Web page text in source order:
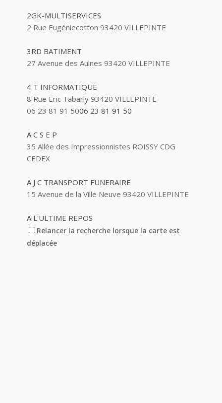
2GK-MULTISERVICES
2 Rue Eugéniecotton 93420 VILLEPINTE
3RD BATIMENT
27 Avenue des Aulnes 93420 VILLEPINTE
4 T INFORMATIQUE
8 Rue Eric Tabarly 93420 VILLEPINTE
06 23 81 91 5006 23 81 91 50
A C S E P
35 Allée des Impressionnistes ROISSY CDG
CEDEX
A J C TRANSPORT FUNERAIRE
15 Avenue de la Ville Neuve 93420 VILLEPINTE
A L'ULTIME REPOS
5 Avenue Barbes 93420 VILLEPINTE
Relancer la recherche lorsque la carte est
déplacée